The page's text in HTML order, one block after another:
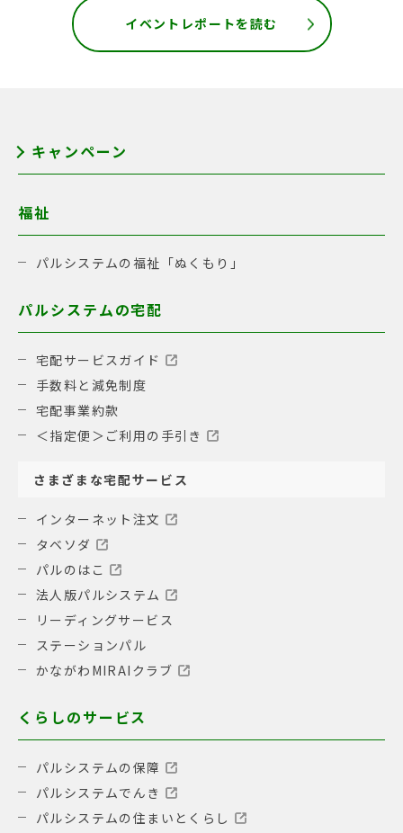
イベントレポートを読む
キャンペーン
福祉
パルシステムの福祉「ぬくもり」
パルシステムの宅配
宅配サービスガイド
手数料と減免制度
宅配事業約款
＜指定便＞ご利用の手引き
さまざまな宅配サービス
インターネット注文
タベソダ
パルのはこ
法人版パルシステム
リーディングサービス
ステーションパル
かながわMIRAIクラブ
くらしのサービス
パルシステムの保障
パルシステムでんき
パルシステムの住まいとくらし